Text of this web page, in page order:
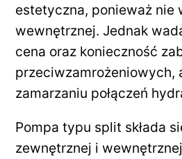
estetyczna, ponieważ nie
wewnętrznej. Jednak
cena oraz konieczność
przeciwzamrożeniowych,
zamarzaniu połączeń
Pompa typu split składa
zewnętrznej i